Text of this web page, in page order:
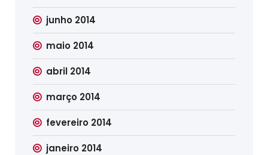
junho 2014
maio 2014
abril 2014
março 2014
fevereiro 2014
janeiro 2014